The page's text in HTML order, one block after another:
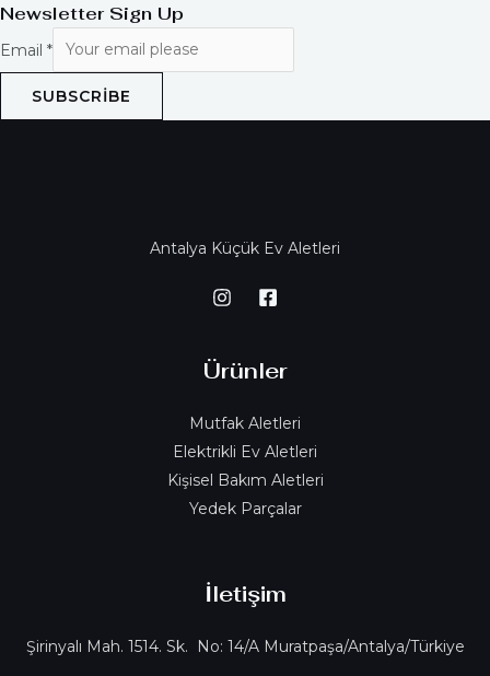
Newsletter Sign Up
Email *
SUBSCRIBE
Antalya Küçük Ev Aletleri
Ürünler
Mutfak Aletleri
Elektrikli Ev Aletleri
Kişisel Bakım Aletleri
Yedek Parçalar
İletişim
Şirinyalı Mah. 1514. Sk. No: 14/A Muratpaşa/Antalya/Türkiye